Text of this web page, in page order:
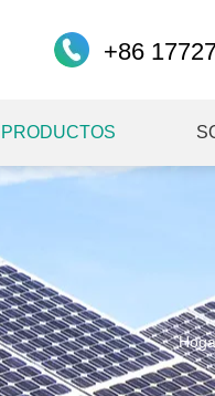
+86
PRODUCTOS